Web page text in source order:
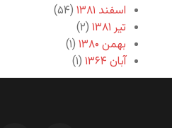
اسفند ۱۳۸۱
(۵۴)
تیر ۱۳۸۱
(۲)
بهمن ۱۳۸۰
(۱)
آبان ۱۳۶۴
(۱)